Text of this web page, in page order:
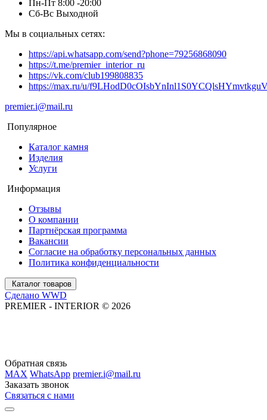
Пн-Пт 8:00 -20:00
Сб-Вс Выходной
Мы в социальных сетях:
https://api.whatsapp.com/send?phone=79256868090
https://t.me/premier_interior_ru
https://vk.com/club199808835
https://max.ru/u/
premier.i@mail.ru
Популярное
Каталог камня
Изделия
Услуги
Информация
Отзывы
О компании
Партнёрская программа
Вакансии
Согласие на обработку персональных данных
Политика конфиденциальности
Каталог товаров
Сделано WWD
PREMIER - INTERIOR © 2026
Обратная связь
MAX WhatsApp premier.i@mail.ru
Заказать звонок
Связаться с нами